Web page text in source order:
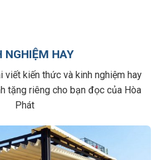
NGHIỆM HAY
viết kiến thức và kinh nghiệm hay
tặng riêng cho bạn đọc của Hòa
Phát